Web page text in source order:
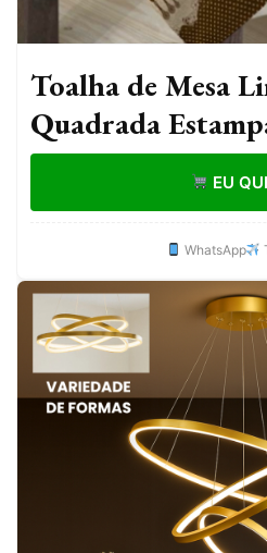
Toalha de Mesa
Quadrada
1,50M
EU
WhatsApp